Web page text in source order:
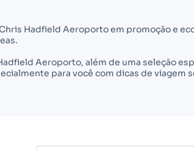
Hadfield Aeroporto em promoção e
Aeroporto, além de uma seleção
para você com dicas de viagem